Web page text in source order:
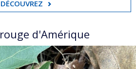
DÉCOUVREZ
d'Amérique